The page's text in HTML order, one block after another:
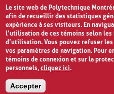
Le site web de Polytechnique
afin de recueillir des statistiques
expérience à ses visiteurs. En
l’utilisation de ces témoins selon
d’utilisation. Vous pouvez refuser
vos paramètres de navigation. Pour
témoins de connexion et sur la
personnels,cliquez ici.
Accepter